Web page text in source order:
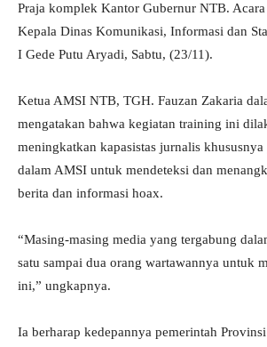
Praja komplek Kantor Gubernur NTB.
Kepala Dinas Komunikasi, Informasi dan
I Gede Putu Aryadi, Sabtu, (23/11).
Ketua AMSI NTB, TGH. Fauzan Zakaria
mengatakan bahwa kegiatan training ini
meningkatkan kapasistas jurnalis
dalam AMSI untuk mendeteksi dan
berita dan informasi hoax.
“Masing-masing media yang tergabung
satu sampai dua orang wartawannya untuk
ini,” ungkapnya.
Ia berharap kedepannya pemerintah